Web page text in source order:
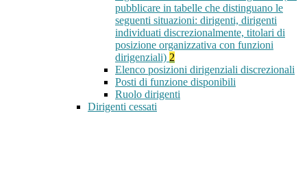
pubblicare in tabelle che distinguano le
seguenti situazioni: dirigenti, dirigenti
individuati discrezionalmente, titolari di
posizione organizzativa con funzioni
dirigenziali) 2
Elenco posizioni dirigenziali discrezionali
Posti di funzione disponibili
Ruolo dirigenti
Dirigenti cessati